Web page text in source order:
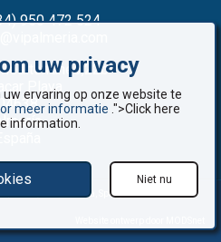
950 472 524
Playa
in Mojácar, Almería, Spanje
uw privacy
ervaring op onze website te
meer informatie .">Click here
information.
Niet nu